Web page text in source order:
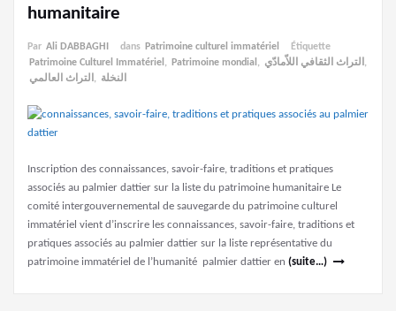
humanitaire
Par Ali DABBAGHI dans Patrimoine culturel immatériel
Étiquette
Patrimoine Culturel Immatériel , Patrimoine mondial , التراث الثقافي اللاّمادّي ,
التراث العالمي , النخلة
Inscription des connaissances, savoir-faire, traditions et pratiques
associés au palmier dattier sur la liste du patrimoine humanitaire Le
comité intergouvernemental de sauvegarde du patrimoine culturel
immatériel vient d’inscrire les connaissances, savoir-faire, traditions et
pratiques associés au palmier dattier sur la liste représentative du
patrimoine immatériel de l’humanité palmier dattier en (suite…)